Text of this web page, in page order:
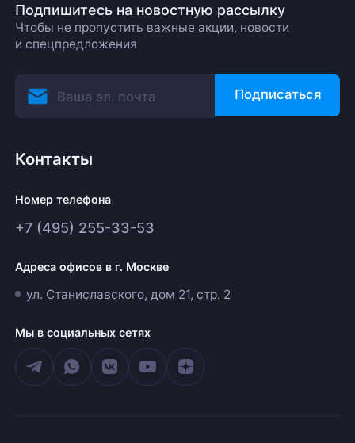
Подпишитесь на новостную рассылку
Чтобы не пропустить важные акции, новости
и спецпредложения
Подписаться
Контакты
Номер телефона
+7 (495) 255-33-53
Адреса офисов в г. Москве
ул. Станиславского, дом 21, стр. 2
Мы в социальных сетях